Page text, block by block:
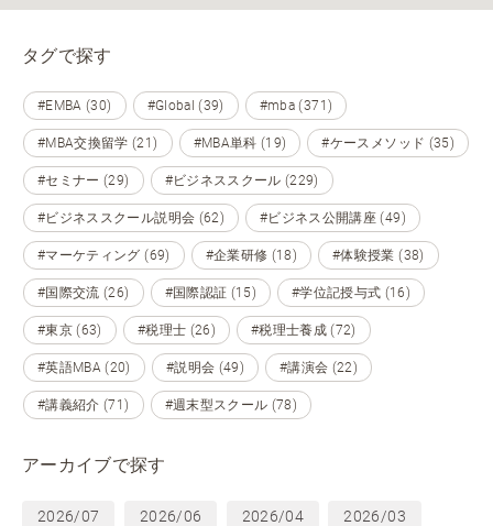
タグで探す
#EMBA (30) #Global (39) #mba (371)
#MBA交換留学 (21) #MBA単科 (19) #ケースメソッド (35)
#セミナー (29) #ビジネススクール (229)
#ビジネススクール説明会 (62) #ビジネス公開講座 (49)
#マーケティング (69) #企業研修 (18) #体験授業 (38)
#国際交流 (26) #国際認証 (15) #学位記授与式 (16)
#東京 (63) #税理士 (26) #税理士養成 (72)
#英語MBA (20) #説明会 (49) #講演会 (22)
#講義紹介 (71) #週末型スクール (78)
アーカイブで探す
2026/07 2026/06 2026/04 2026/03